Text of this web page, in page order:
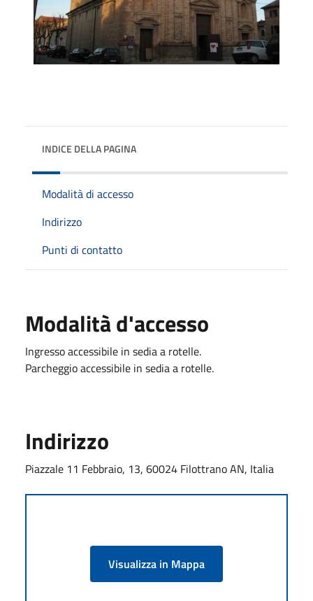
INDICE DELLA PAGINA
Modalità di accesso
Indirizzo
Punti di contatto
Modalità d'accesso
Ingresso accessibile in sedia a rotelle.
Parcheggio accessibile in sedia a rotelle.
Indirizzo
Piazzale 11 Febbraio, 13, 60024 Filottrano AN, Italia
Visualizza in Mappa